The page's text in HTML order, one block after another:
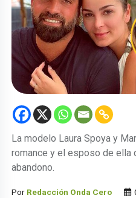
La modelo Laura Spoya y
romance y el esposo de ella
abandono.
Por Redacción Onda Cero